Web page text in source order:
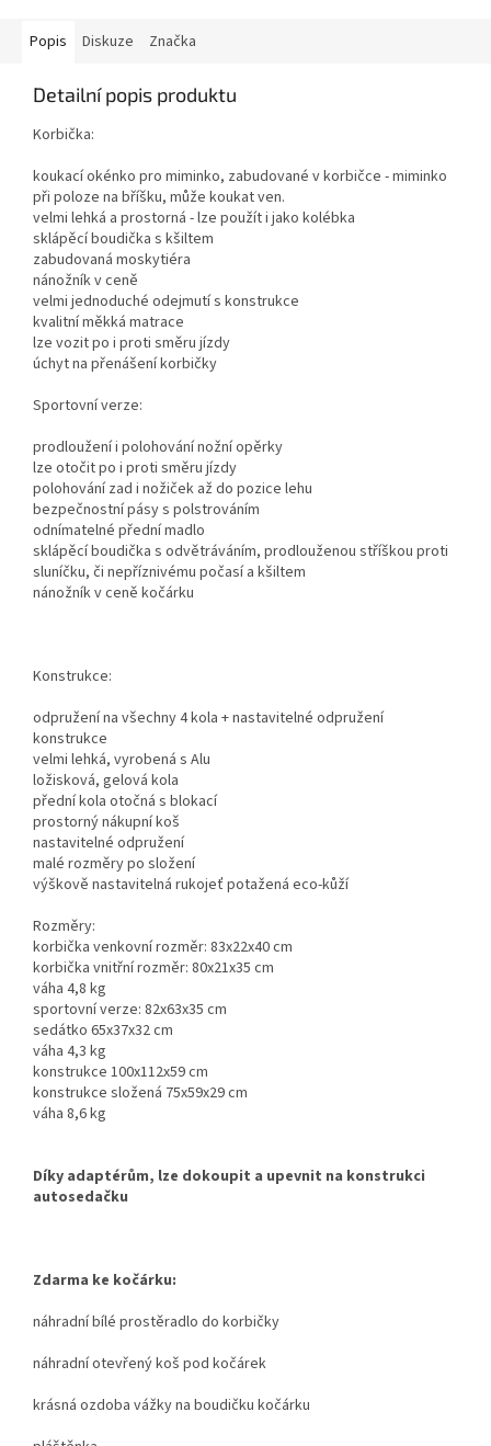
Popis Diskuze Značka
Detailní popis produktu
Korbička:
koukací okénko pro miminko, zabudované v korbičce - miminko
při poloze na bříšku, může koukat ven.
velmi lehká a prostorná - lze použít i jako kolébka
sklápěcí boudička s kšiltem
zabudovaná moskytiéra
nánožník v ceně
velmi jednoduché odejmutí s konstrukce
kvalitní měkká matrace
lze vozit po i proti směru jízdy
úchyt na přenášení korbičky
Sportovní verze:
prodloužení i polohování nožní opěrky
lze otočit po i proti směru jízdy
polohování zad i nožiček až do pozice lehu
bezpečnostní pásy s polstrováním
odnímatelné přední madlo
sklápěcí boudička s odvětráváním, prodlouženou stříškou proti
sluníčku, či nepříznivému počasí a kšiltem
nánožník v ceně kočárku
Konstrukce:
odpružení na všechny 4 kola + nastavitelné odpružení
konstrukce
velmi lehká, vyrobená s Alu
ložisková, gelová kola
přední kola otočná s blokací
prostorný nákupní koš
nastavitelné odpružení
malé rozměry po složení
výškově nastavitelná rukojeť potažená eco-kůží
Rozměry:
korbička venkovní rozměr: 83x22x40 cm
korbička vnitřní rozměr: 80x21x35 cm
váha 4,8 kg
sportovní verze: 82x63x35 cm
sedátko 65x37x32 cm
váha 4,3 kg
konstrukce 100x112x59 cm
konstrukce složená 75x59x29 cm
váha 8,6 kg
Díky adaptérům, lze dokoupit a upevnit na konstrukci
autosedačku
Zdarma ke kočárku:
náhradní bílé prostěradlo do korbičky
náhradní otevřený koš pod kočárek
krásná ozdoba vážky na boudičku kočárku